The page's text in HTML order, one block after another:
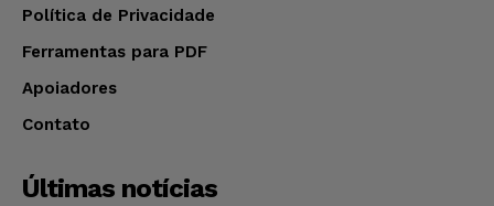
Política de Privacidade
Ferramentas para PDF
Apoiadores
Contato
Últimas notícias